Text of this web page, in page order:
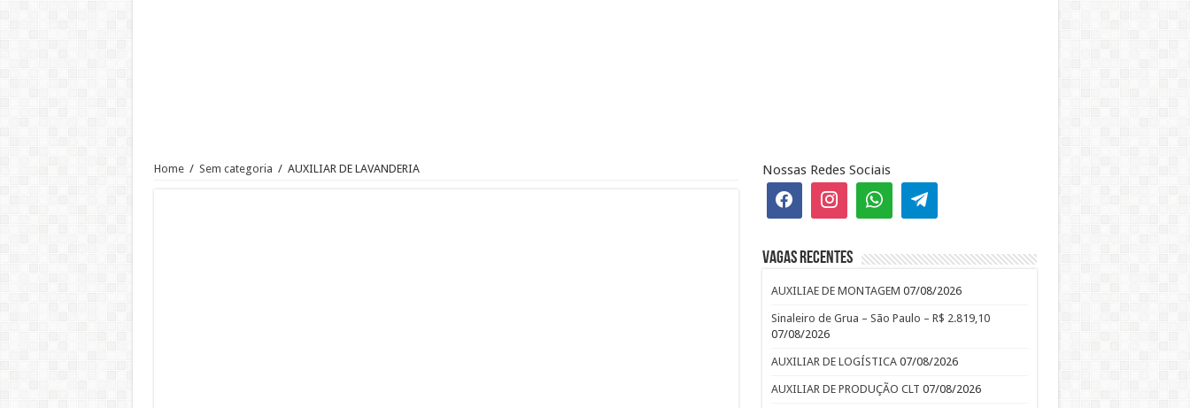
Trabalho de Frentista em Santo André: Salário e Benefícios
Home / Sem categoria / AUXILIAR DE LAVANDERIA Nossas Redes Sociais
Vagas recentes
AUXILIAE DE MONTAGEM 07/08/2026
Sinaleiro de Grua – São Paulo – R$ 2.819,10
07/08/2026
AUXILIAR DE LOGÍSTICA 07/08/2026
AUXILIAR DE PRODUÇÃO CLT 07/08/2026